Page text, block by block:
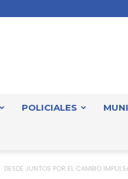
POLICIALES
DESDE JUNTOS POR EL CAMBIO